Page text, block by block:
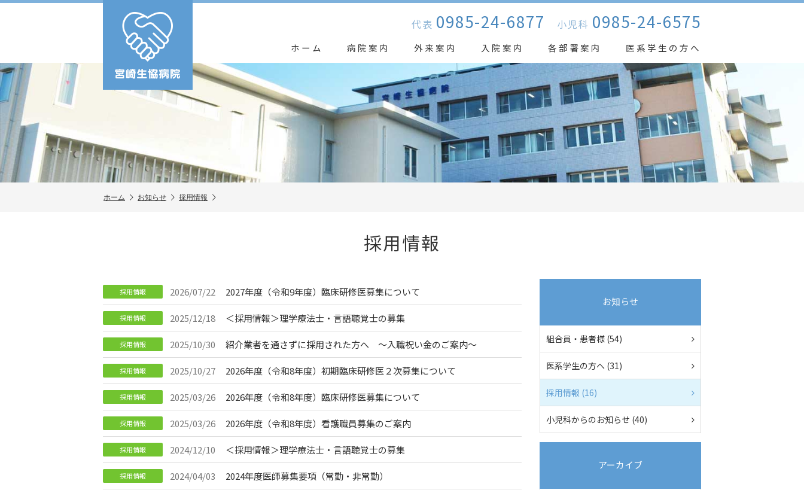
代表 0985-24-6877 小児科 0985-24-6575
ホーム 病院案内 外来案内 入院案内 各部署案内 医系学生の方へ
ホーム お知らせ 採用情報
採用情報
採用情報 2026/07/22 2027年度（令和9年度）臨床研修医募集について
採用情報 2025/12/18 ＜採用情報＞理学療法士・言語聴覚士の募集
採用情報 2025/10/30 紹介業者を通さずに採用された方へ ～入職祝い金のご案内～
採用情報 2025/10/27 2026年度（令和8年度）初期臨床研修医２次募集について
採用情報 2025/03/26 2026年度（令和8年度）臨床研修医募集について
採用情報 2025/03/26 2026年度（令和8年度）看護職員募集のご案内
採用情報 2024/12/10 ＜採用情報＞理学療法士・言語聴覚士の募集
採用情報 2024/04/03 2024年度医師募集要項（常勤・非常勤）
お知らせ
組合員・患者様 (54)
医系学生の方へ (31)
採用情報 (16)
小児科からのお知らせ (40)
アーカイブ